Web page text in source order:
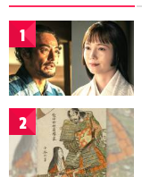
1
2